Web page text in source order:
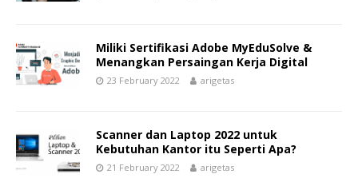
Miliki Sertifikasi Adobe MyEduSolve &
Menangkan Persaingan Kerja Digital
23 February 2022 arigetas
Scanner dan Laptop 2022 untuk
Kebutuhan Kantor itu Seperti Apa?
21 February 2022 arigetas